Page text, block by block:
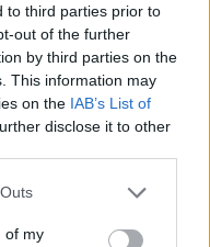
to third parties prior to
out of the further
by third parties on the
This information may
on the IAB’s List of
disclose it to other
one or more Google
You may click to
of my
αγωνιστεί με
του Euro 2016
το 2018.
οικογένεια της